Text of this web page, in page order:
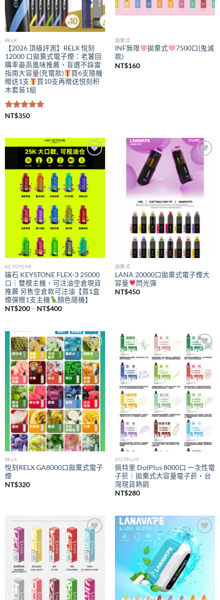
RELX
【2026 頂級評測】RELX 悅刻
12000 口拋棄式電子煙：老饕回
購率最高風味推薦，盲選不踩雷
指南大容量(充電款)
買6支隨機
贈送1支
買10支再贈送悦刻积
木套装1組
評分5.00
NT$350
拋棄式
INF無限 拋棄式
7500口(鬼滅
款)
NT$160
Add to
wishlist
KEYSTONE
鑰石 KEYSTONE FLEX-3 25000
口｜雙模主機、可注油空倉現貨
推薦 另售空倉款可注油【買1盒
煙彈贈1支主機
顏色隨機】
NT$200 – NT$400價
NT$200
到
NT$400
Add to
wishlist
拋棄式
LANA 20000口拋棄式電子煙大
容量
閃光彈
NT$450
Add to
wishlist
RELX
悅刻RELX GA8000口拋棄式電子
煙
NT$320
Add to
DOTPLUS
佩特里 DotPlus 8000口 一次性電
子菸｜拋棄式大容量電子菸・台
灣現貨熱銷
NT$280
Add to
wishlist
Add to
wishlist